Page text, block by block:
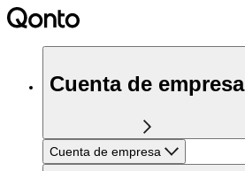
Cuenta de empresa
Cuenta de empresa